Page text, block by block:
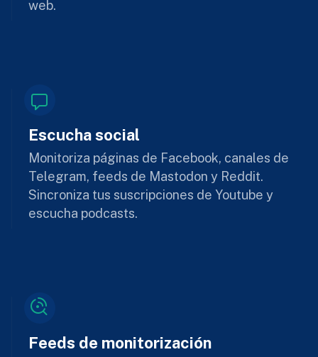
web.
Escucha social
Monitoriza páginas de Facebook, canales de
Telegram, feeds de Mastodon y Reddit.
Sincroniza tus suscripciones de Youtube y
escucha podcasts.
Feeds de monitorización